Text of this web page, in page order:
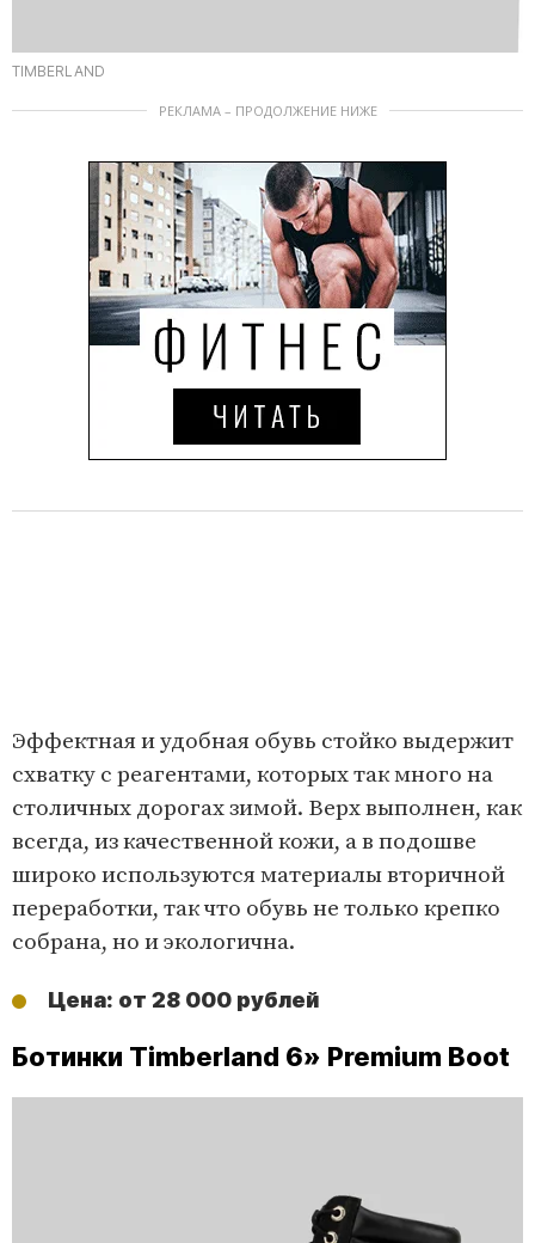
TIMBERLAND
РЕКЛАМА – ПРОДОЛЖЕНИЕ НИЖЕ
Эффектная и удобная обувь стойко выдержит
схватку с реагентами, которых так много на
столичных дорогах зимой. Верх выполнен, как
всегда, из качественной кожи, а в подошве
широко используются материалы вторичной
переработки, так что обувь не только крепко
собрана, но и экологична.
Цена: от 28 000 рублей
Ботинки Timberland 6» Premium Boot